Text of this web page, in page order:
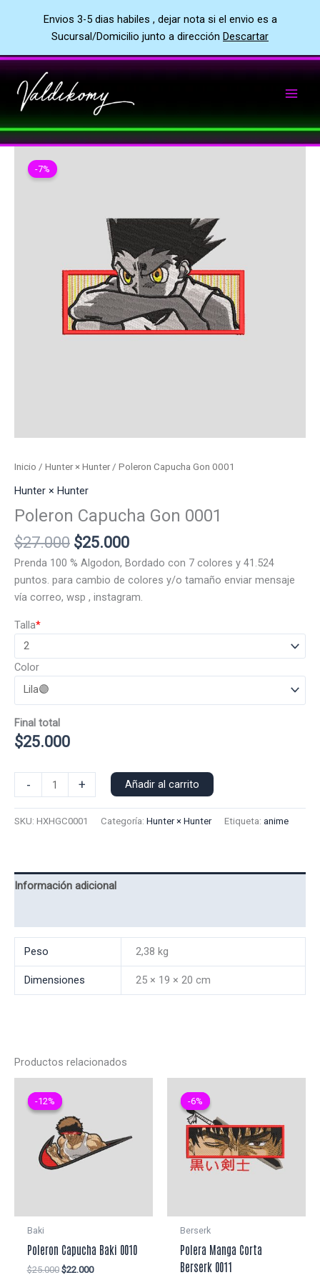
Envios 3-5 dias habiles , dejar nota si el envio es a
Sucursal/Domicilio junto a dirección Descartar
al
contenido
-7%
Inicio / Hunter × Hunter/ Poleron Capucha Gon 0001
Hunter × Hunter
Poleron Capucha Gon 0001
$27.000 El
precio
original
era:
$25.000El
precio
actual
es:
Prenda 100 % Algodon, Bordado con 7 colores y 41.524
puntos. para cambio de colores y/o tamaño enviar mensaje
vía correo, wsp , instagram.
*
Talla
Color
Final total
$25.000
-
Capucha
+ Añadir al carrito
SKU: HXHGC0001 Categoría: Hunter × Hunter Etiqueta: anime
Información adicional
Peso 2,38 kg
Dimensiones 25 × 19 × 20 cm
Productos relacionados
-12%
-12%
Baki
Poleron Capucha Baki 0010
$25.000 El
$22.000El
-6%
-6%
Berserk
Polera Manga Corta
Berserk 0011